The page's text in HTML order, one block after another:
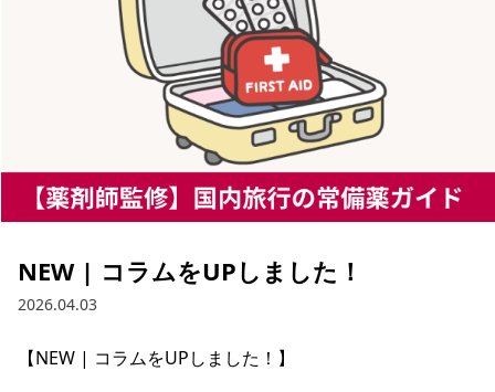
NEW | コラムをUPしました！
2026.04.03
【NEW | コラムをUPしました！】